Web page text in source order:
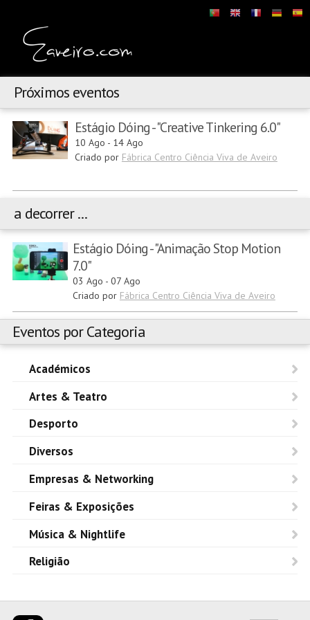
Próximos eventos
Estágio Dóing - "Creative Tinkering 6.0"
10 Ago - 14 Ago
Criado por Fábrica Centro Ciência Viva de Aveiro
a decorrer ...
Estágio Dóing - "Animação Stop Motion
7.0"
03 Ago - 07 Ago
Criado por Fábrica Centro Ciência Viva de Aveiro
Eventos por Categoria
Académicos
Artes & Teatro
Desporto
Diversos
Empresas & Networking
Feiras & Exposições
Música & Nightlife
Religião